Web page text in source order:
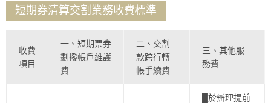
短期券清算交割業務收費標準
收費
項目
一、短期票券
劃撥帳戶維護
費
二、交割
款跨行轉
帳手續費
三、其他服
務費
█於辧理提前